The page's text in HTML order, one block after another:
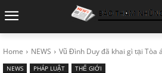
Home NEWS Vũ Đình Duy đã khai gì tại Tòa
NEWS PHÁP LUẬT THẾ GIỚI